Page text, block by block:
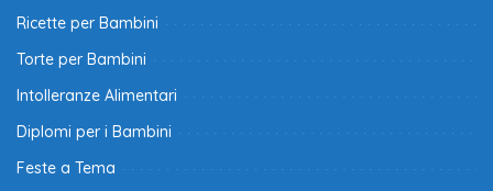
Ricette per Bambini
Torte per Bambini
Intolleranze Alimentari
Diplomi per i Bambini
Feste a Tema